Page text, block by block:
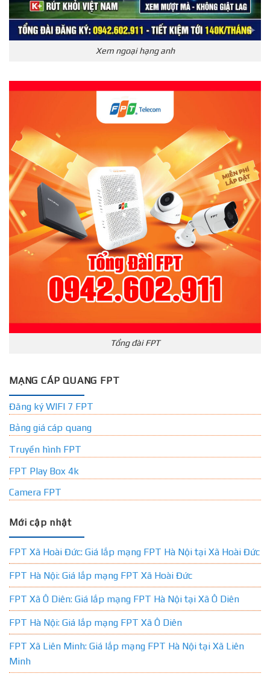
Xem ngoại hạng anh
Tổng đài FPT
MẠNG CÁP QUANG FPT
Đăng ký WIFI 7 FPT
Bảng giá cáp quang
Truyền hình FPT
FPT Play Box 4k
Camera FPT
Mới cập nhật
FPT Xã Hoài Đức: Giá lắp mạng FPT Hà Nội tại Xã Hoài Đức
FPT Hà Nội: Giá lắp mạng FPT Xã Hoài Đức
FPT Xã Ô Diên: Giá lắp mạng FPT Hà Nội tại Xã Ô Diên
FPT Hà Nội: Giá lắp mạng FPT Xã Ô Diên
FPT Xã Liên Minh: Giá lắp mạng FPT Hà Nội tại Xã Liên
Minh